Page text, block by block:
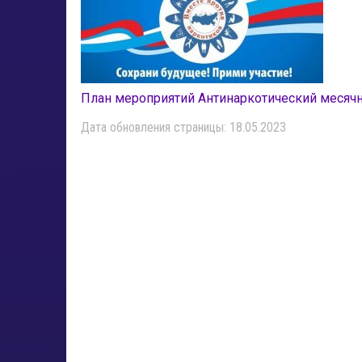
План мероприятий Антинаркотический
Дата обновления страницы: 18.05.2023